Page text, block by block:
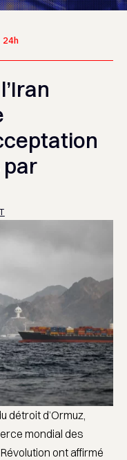
par
détroit d’Ormuz,
mondial des
ont affirmé